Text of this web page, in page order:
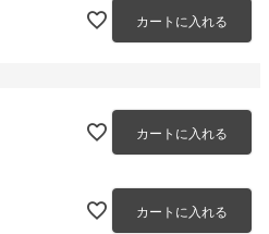
カートに入れる
カートに入れる
カートに入れる